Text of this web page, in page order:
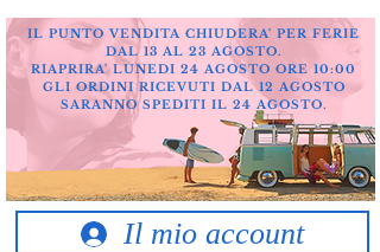
Il mio account
IL PUNTO VENDITA CHIUDERA' PER FERIE
DAL 13 AL 23 AGOSTO.
RIAPRIRA' LUNEDI 24 AGOSTO ORE 10:00
GLI ORDINI RICEVUTI DAL 12 AGOSTO
SARANNO SPEDITI IL 24 AGOSTO.